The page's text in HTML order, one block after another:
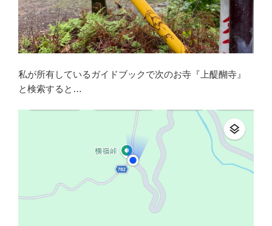
私が所有しているガイドブックで次のお寺『上醍醐寺』
と検索すると…